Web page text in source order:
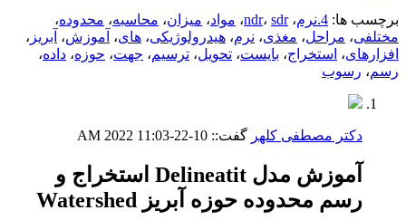
برچسب ها: 4.نرم ، ndr، sdr ، مواد، میزان، محاسبه، محدوده،
مختلفی، مراحل، مغذی، نرم، هیدرولوژیکی، های، آموزش، آبریز ،
افزارهای، استخراج، بایست، تحویل، ترسیم، جهت، حوزه، داده،
رسم، رسوب
دکتر مصطفی کلهر گفت:: 10-22-2022
11:03 AM
آموزش مدل Delineatit استخراج و
رسم محدوده حوزه آبریز Watershed